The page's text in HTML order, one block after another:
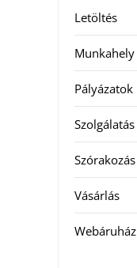
Letöltés
Munkahely
Pályázatok
Szolgálatás
Szórakozás
Vásárlás
Webáruház